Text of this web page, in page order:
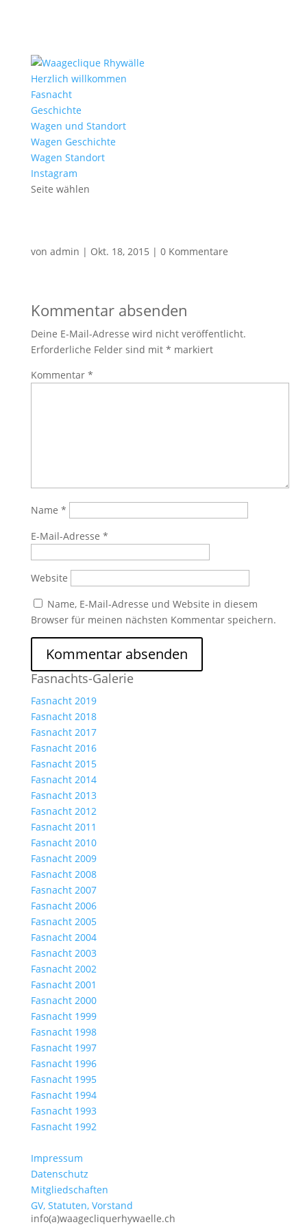
Herzlich willkommen
Fasnacht
Geschichte
Wagen und Standort
Wagen Geschichte
Wagen Standort
Instagram
Seite wählen
von admin | Okt. 18, 2015 | 0 Kommentare
Kommentar absenden
Deine E-Mail-Adresse wird nicht veröffentlicht.
Erforderliche Felder sind mit * markiert
Kommentar *
Name *
E-Mail-Adresse *
Website
Name, E-Mail-Adresse und Website in diesem
Browser für meinen nächsten Kommentar speichern.
Fasnachts-Galerie
Fasnacht 2019
Fasnacht 2018
Fasnacht 2017
Fasnacht 2016
Fasnacht 2015
Fasnacht 2014
Fasnacht 2013
Fasnacht 2012
Fasnacht 2011
Fasnacht 2010
Fasnacht 2009
Fasnacht 2008
Fasnacht 2007
Fasnacht 2006
Fasnacht 2005
Fasnacht 2004
Fasnacht 2003
Fasnacht 2002
Fasnacht 2001
Fasnacht 2000
Fasnacht 1999
Fasnacht 1998
Fasnacht 1997
Fasnacht 1996
Fasnacht 1995
Fasnacht 1994
Fasnacht 1993
Fasnacht 1992
Impressum
Datenschutz
Mitgliedschaften
GV, Statuten, Vorstand
info(a)waagecliquerhywaelle.ch